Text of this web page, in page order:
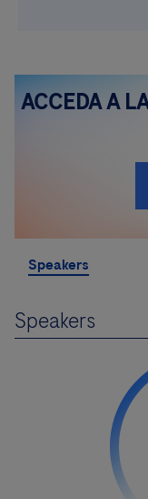
ACCEDA A
Speakers
Speakers